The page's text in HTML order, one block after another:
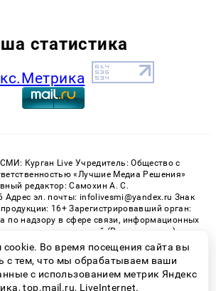
статистика
Курган Live Учредитель: Общество с
«Лучшие Медиа Решения»
редактор: Самохин А. С.
Адрес эл. почты: infolivesmi@yandex.ru Знак
16+ Зарегистрировавший орган:
по надзору в сфере связи, информационных
массовых коммуникаций (Роскомнадзор)
номер СМИ ЭЛ № ФС 77 - 82535 от 21.01.2022
Во время посещения сайта вы
с тем, что мы обрабатываем ваши
с использованием метрик Яндекс
top.mail.ru, LiveInternet.